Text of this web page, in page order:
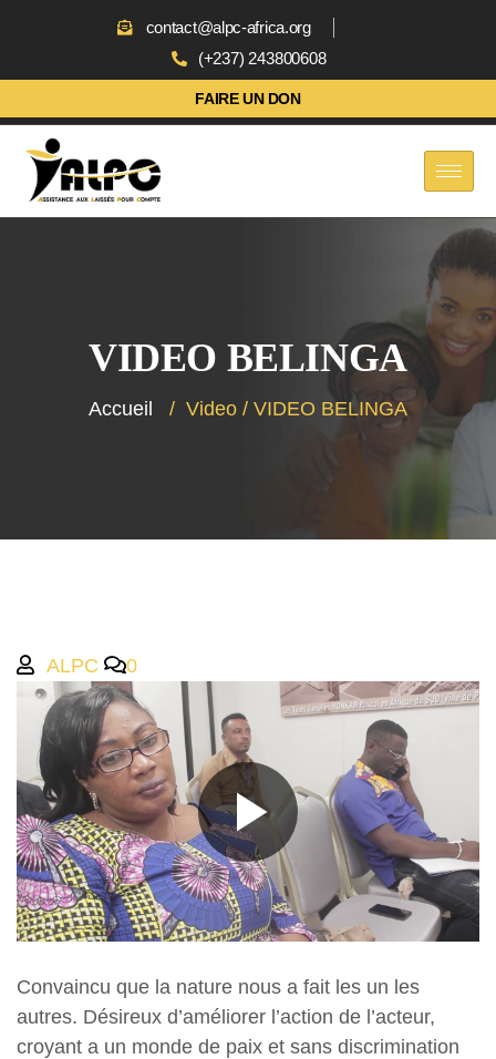
contact@alpc-africa.org
(+237) 243800608
FAIRE UN DON
VIDEO BELINGA
Accueil / Video / VIDEO BELINGA
ALPC 0
Convaincu que la nature nous a fait les un les
autres. Désireux d’améliorer l’action de l’acteur,
croyant a un monde de paix et sans discrimination